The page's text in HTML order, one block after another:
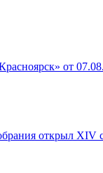
от
открыл